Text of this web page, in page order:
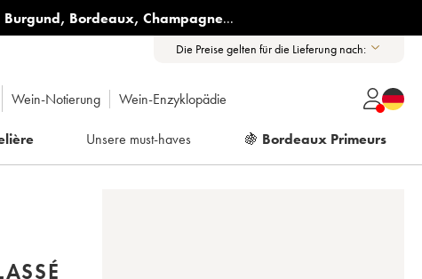
Burgund, Bordeaux, Champagne...
Die Preise gelten für die Lieferung nach:
Wein-Notierung Wein-Enzyklopädie
Unsere must-haves 🍇 Bordeaux Primeurs